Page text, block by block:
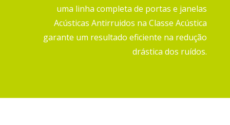
uma linha completa de portas e janelas
Acústicas Antirruidos na Classe Acústica
garante um resultado eficiente na redução
drástica dos ruídos.